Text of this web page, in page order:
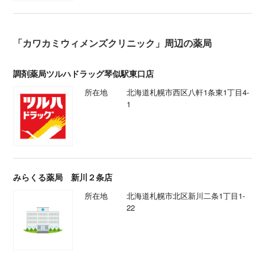
「カワカミウィメンズクリニック」周辺の薬局
調剤薬局ツルハドラッグ琴似駅東口店
所在地
北海道札幌市西区八軒1条東1丁目4-
1
みらくる薬局 新川２条店
所在地
北海道札幌市北区新川二条1丁目1-
22